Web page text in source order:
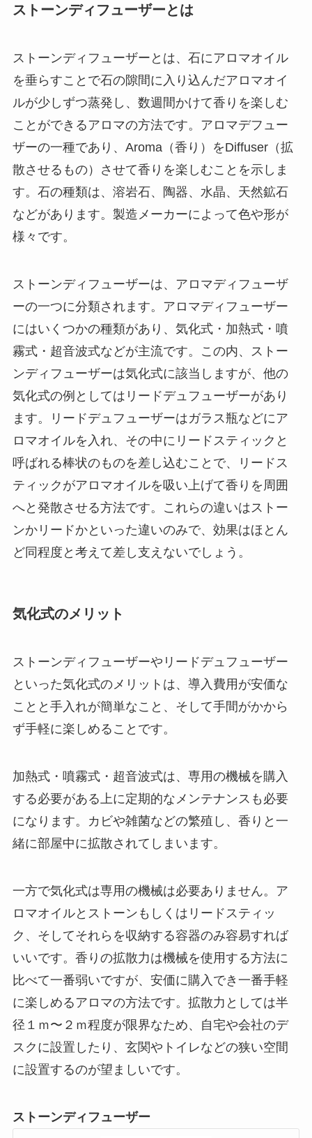
ストーンディフューザーとは
ストーンディフューザーとは、石にアロマオイル
を垂らすことで石の隙間に入り込んだアロマオイ
ルが少しずつ蒸発し、数週間かけて香りを楽しむ
ことができるアロマの方法です。アロマデフュー
ザーの一種であり、Aroma（香り）をDiffuser（拡
散させるもの）させて香りを楽しむことを示しま
す。石の種類は、溶岩石、陶器、水晶、天然鉱石
などがあります。製造メーカーによって色や形が
様々です。
ストーンディフューザーは、アロマディフューザ
ーの一つに分類されます。アロマディフューザー
にはいくつかの種類があり、気化式・加熱式・噴
霧式・超音波式などが主流です。この内、ストー
ンディフューザーは気化式に該当しますが、他の
気化式の例としてはリードデュフューザーがあり
ます。リードデュフューザーはガラス瓶などにア
ロマオイルを入れ、その中にリードスティックと
呼ばれる棒状のものを差し込むことで、リードス
ティックがアロマオイルを吸い上げて香りを周囲
へと発散させる方法です。これらの違いはストー
ンかリードかといった違いのみで、効果はほとん
ど同程度と考えて差し支えないでしょう。
気化式のメリット
ストーンディフューザーやリードデュフューザー
といった気化式のメリットは、導入費用が安価な
ことと手入れが簡単なこと、そして手間がかから
ず手軽に楽しめることです。
加熱式・噴霧式・超音波式は、専用の機械を購入
する必要がある上に定期的なメンテナンスも必要
になります。カビや雑菌などの繁殖し、香りと一
緒に部屋中に拡散されてしまいます。
一方で気化式は専用の機械は必要ありません。ア
ロマオイルとストーンもしくはリードスティッ
ク、そしてそれらを収納する容器のみ容易すれば
いいです。香りの拡散力は機械を使用する方法に
比べて一番弱いですが、安価に購入でき一番手軽
に楽しめるアロマの方法です。拡散力としては半
径１ｍ〜２ｍ程度が限界なため、自宅や会社のデ
スクに設置したり、玄関やトイレなどの狭い空間
に設置するのが望ましいです。
ストーンディフューザー